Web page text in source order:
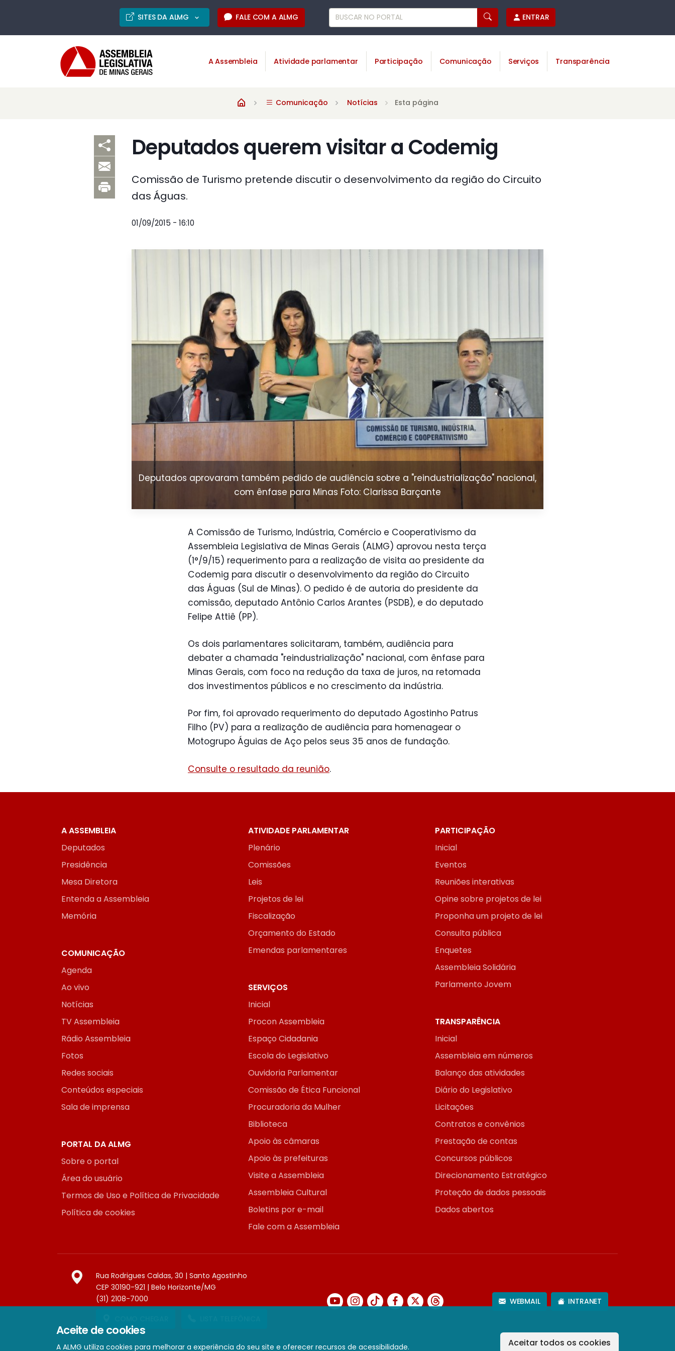
Aceite de cookies
A ALMG utiliza cookies para melhorar a experiência do seu site e oferecer recursos de acessibilidade. Aceitar todos os cookies
SITES DA ALMG FALE COM A ALMG ENTRAR
A Assembleia Atividade parlamentar Participação Comunicação Serviços Transparência
Comunicação Notícias Esta página
Deputados querem visitar a Codemig
Comissão de Turismo pretende discutir o desenvolvimento da região do Circuito
das Águas.
01/09/2015 - 16:10
Deputados aprovaram também pedido de audiência sobre a "reindustrialização" nacional,
com ênfase para Minas Foto: Clarissa Barçante
A Comissão de Turismo, Indústria, Comércio e Cooperativismo da
Assembleia Legislativa de Minas Gerais (ALMG) aprovou nesta terça
(1°/9/15) requerimento para a realização de visita ao presidente da
Codemig para discutir o desenvolvimento da região do Circuito
das Águas (Sul de Minas). O pedido é de autoria do presidente da
comissão, deputado Antônio Carlos Arantes (PSDB), e do deputado
Felipe Attiê (PP).
Os dois parlamentares solicitaram, também, audiência para
debater a chamada "reindustrialização" nacional, com ênfase para
Minas Gerais, com foco na redução da taxa de juros, na retomada
dos investimentos públicos e no crescimento da indústria.
Por fim, foi aprovado requerimento do deputado Agostinho Patrus
Filho (PV) para a realização de audiência para homenagear o
Motogrupo Águias de Aço pelos seus 35 anos de fundação.
Consulte o resultado da reunião.
A ASSEMBLEIA
Deputados
Presidência
Mesa Diretora
Entenda a Assembleia
Memória
ATIVIDADE PARLAMENTAR
Plenário
Comissões
Leis
Projetos de lei
Fiscalização
Orçamento do Estado
Emendas parlamentares
PARTICIPAÇÃO
Inicial
Eventos
Reuniões interativas
Opine sobre projetos de lei
Proponha um projeto de lei
Consulta pública
Enquetes
Assembleia Solidária
Parlamento Jovem
COMUNICAÇÃO
Agenda
Ao vivo
Notícias
TV Assembleia
Rádio Assembleia
Fotos
Redes sociais
Conteúdos especiais
Sala de imprensa
SERVIÇOS
Inicial
Procon Assembleia
Espaço Cidadania
Escola do Legislativo
Ouvidoria Parlamentar
Comissão de Ética Funcional
Procuradoria da Mulher
Biblioteca
Apoio às câmaras
Apoio às prefeituras
Visite a Assembleia
Assembleia Cultural
Boletins por e-mail
Fale com a Assembleia
TRANSPARÊNCIA
Inicial
Assembleia em números
Balanço das atividades
Diário do Legislativo
Licitações
Contratos e convênios
Prestação de contas
Concursos públicos
Direcionamento Estratégico
Proteção de dados pessoais
Dados abertos
PORTAL DA ALMG
Sobre o portal
Área do usuário
Termos de Uso e Política de Privacidade
Política de cookies
Rua Rodrigues Caldas, 30 | Santo Agostinho
CEP 30190-921 | Belo Horizonte/MG
(31) 2108-7000
WEBMAIL INTRANET